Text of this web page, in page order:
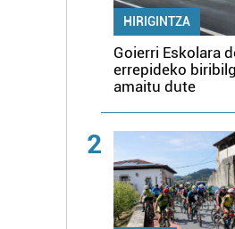
HIRIGINTZA
Goierri Eskolara
errepideko
amaitu dute
2